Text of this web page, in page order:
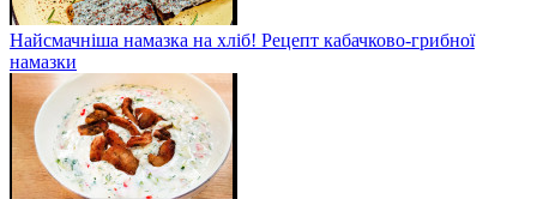
Найсмачніша намазка на хліб! Рецепт кабачково-грибної
намазки